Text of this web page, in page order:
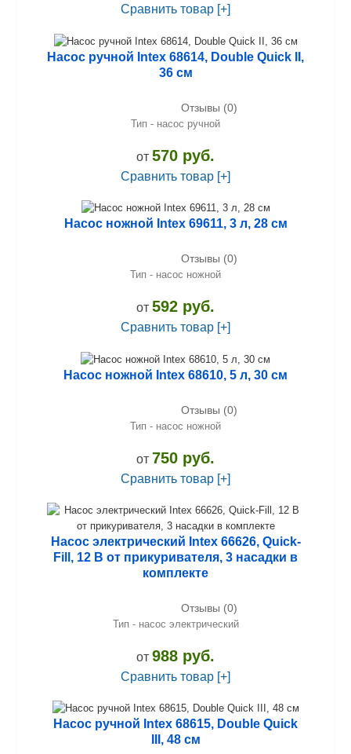
Сравнить товар [+]
Насос ручной Intex 68614, Double Quick II,
36 см
Отзывы (0)
Тип - насос ручной
от 570 руб.
Сравнить товар [+]
Насос ножной Intex 69611, 3 л, 28 см
Отзывы (0)
Тип - насос ножной
от 592 руб.
Сравнить товар [+]
Насос ножной Intex 68610, 5 л, 30 см
Отзывы (0)
Тип - насос ножной
от 750 руб.
Сравнить товар [+]
Насос электрический Intex 66626, Quick-
Fill, 12 В от прикуривателя, 3 насадки в
комплекте
Отзывы (0)
Тип - насос электрический
от 988 руб.
Сравнить товар [+]
Насос ручной Intex 68615, Double Quick
III, 48 см